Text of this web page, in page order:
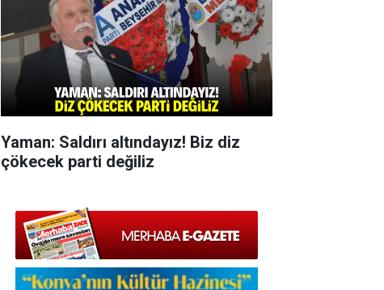
Yaman: Saldırı altındayız! Biz diz
çökecek parti değiliz